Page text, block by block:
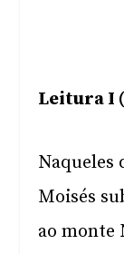
Leitura I
Naqueles
Moisés
ao monte